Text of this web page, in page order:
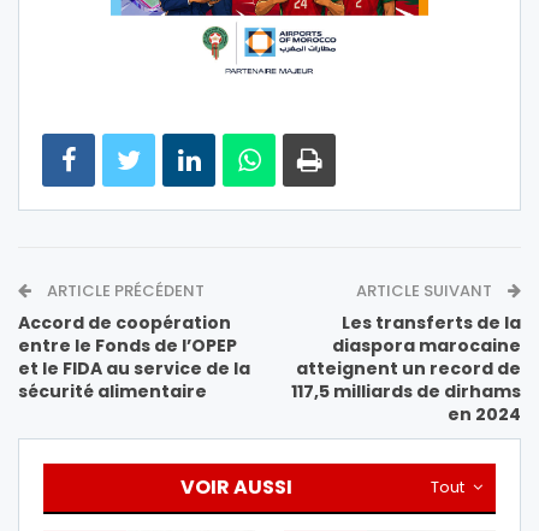
ARTICLE PRÉCÉDENT
Accord de coopération
entre le Fonds de l’OPEP
et le FIDA au service de la
sécurité alimentaire
ARTICLE SUIVANT
Les transferts de la
diaspora marocaine
atteignent un record de
117,5 milliards de dirhams
en 2024
Tout
VOIR AUSSI